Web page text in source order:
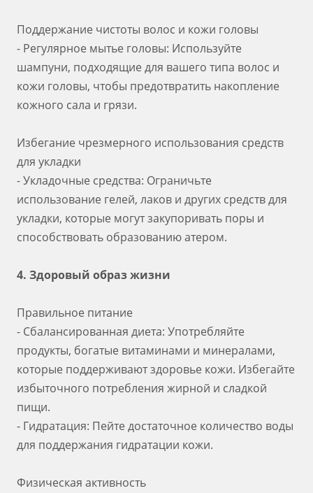
Поддержание чистоты волос и кожи головы
- Регулярное мытье головы: Используйте
шампуни, подходящие для вашего типа волос и
кожи головы, чтобы предотвратить накопление
кожного сала и грязи.
Избегание чрезмерного использования средств
для укладки
- Укладочные средства: Ограничьте
использование гелей, лаков и других средств для
укладки, которые могут закупоривать поры и
способствовать образованию атером.
4. Здоровый образ жизни
Правильное питание
- Сбалансированная диета: Употребляйте
продукты, богатые витаминами и минералами,
которые поддерживают здоровье кожи. Избегайте
избыточного потребления жирной и сладкой
пищи.
- Гидратация: Пейте достаточное количество воды
для поддержания гидратации кожи.
Физическая активность